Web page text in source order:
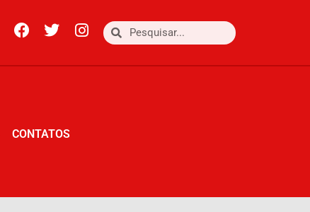
CONTATOS